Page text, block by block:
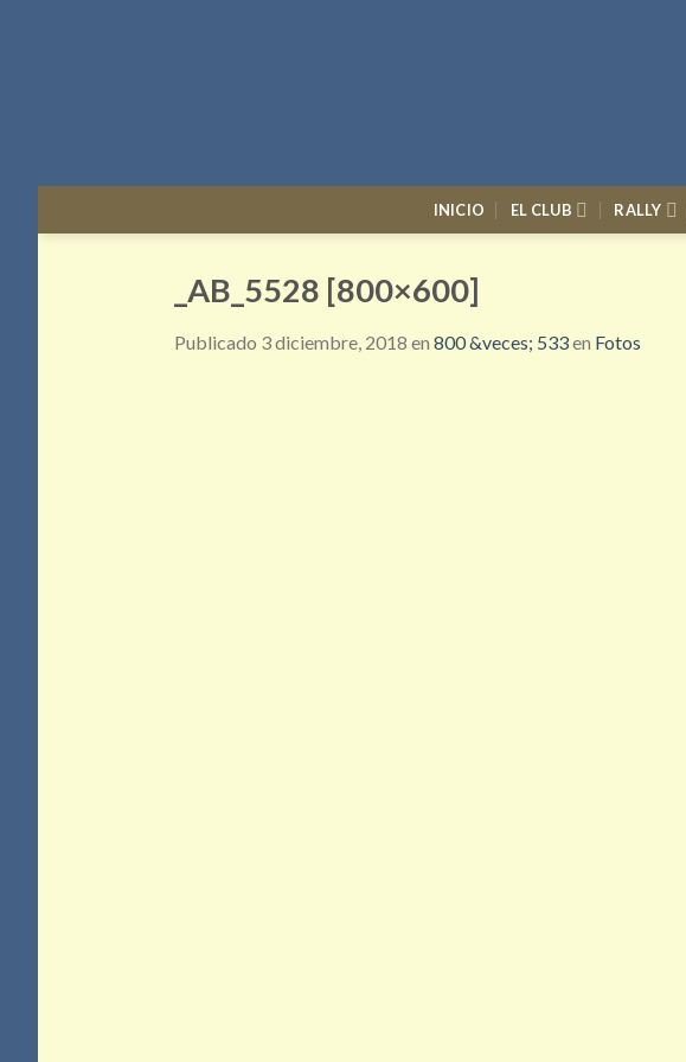
INICIO EL CLUB RALLY
_AB_5528 [800×600]
Publicado 3 diciembre, 2018 en 800 &veces; 533en Fotos